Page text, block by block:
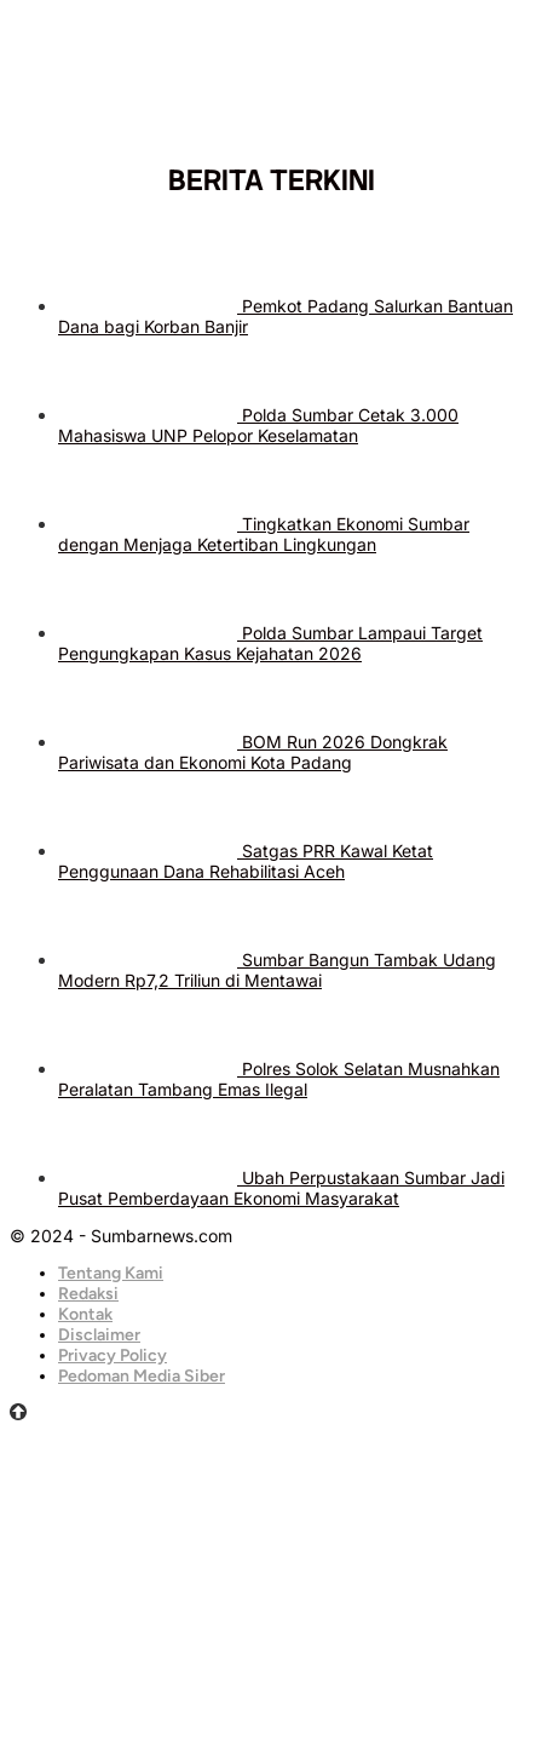
BERITA TERKINI
Pemkot Padang Salurkan Bantuan
Dana bagi Korban Banjir
Polda Sumbar Cetak 3.000
Mahasiswa UNP Pelopor Keselamatan
Tingkatkan Ekonomi Sumbar
dengan Menjaga Ketertiban Lingkungan
Polda Sumbar Lampaui Target
Pengungkapan Kasus Kejahatan 2026
BOM Run 2026 Dongkrak
Pariwisata dan Ekonomi Kota Padang
Satgas PRR Kawal Ketat
Penggunaan Dana Rehabilitasi Aceh
Sumbar Bangun Tambak Udang
Modern Rp7,2 Triliun di Mentawai
Polres Solok Selatan Musnahkan
Peralatan Tambang Emas Ilegal
Ubah Perpustakaan Sumbar Jadi
Pusat Pemberdayaan Ekonomi Masyarakat
© 2024 - Sumbarnews.com
Tentang Kami
Redaksi
Kontak
Disclaimer
Privacy Policy
Pedoman Media Siber